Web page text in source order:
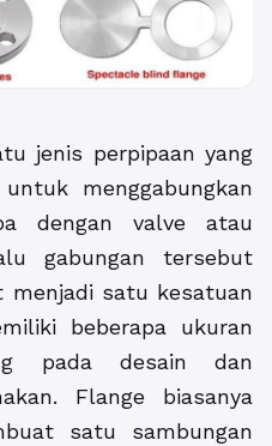
jenis perpipaan yang
menggabungkan
dengan valve atau
gabungan tersebut
menjadi satu kesatuan
beberapa ukuran
pada desain dan
Flange biasanya
satu sambungan